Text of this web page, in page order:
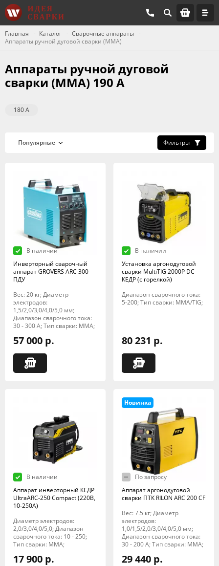
Главная Каталог
Сварочные аппараты
Аппараты ручной дуговой сварки (MMA)
Аппараты ручной дуговой
сварки (MMA) 190 А
180 А
Фильтры
В наличии
Инверторный сварочный
аппарат GROVERS ARC 300
ПДУ
Вес: 20 кг; Диаметр
электродов:
1,5/2,0/3,0/4,0/5,0 мм;
Диапазон сварочного тока:
30 - 300 А; Тип сварки: MMA;
57 000 р.
В наличии
Установка аргонодуговой
сварки MultiTIG 2000P DC
КЕДР (с горелкой)
Диапазон сварочного тока:
5-200; Тип сварки: MMA/TIG;
80 231 р.
В наличии
Аппарат инверторный КЕДР
UltraARC-250 Compact (220В,
10-250А)
Диаметр электродов:
2,0/3,0/4,0/5,0; Диапазон
сварочного тока: 10 - 250;
Тип сварки: MMA;
17 900 р.
Новинка
По запросу
Аппарат аргонодуговой
сварки ПТК RILON ARC 200 CF
Вес: 7.5 кг; Диаметр
электродов:
1,0/1,5/2,0/3,0/4,0/5,0 мм;
Диапазон сварочного тока:
30 - 200 А; Тип сварки: MMA;
29 440 р.